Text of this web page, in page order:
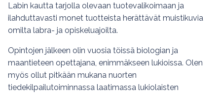
Labin kautta tarjolla olevaan tuotevalikoimaan ja
ilahduttavasti monet tuotteista herättävät muistikuvia
omilta labra- ja opiskeluajoilta.
Opintojen jälkeen olin vuosia töissä biologian ja
maantieteen opettajana, enimmäkseen lukioissa. Olen
myös ollut pitkään mukana nuorten
tiedekilpailutoiminnassa laatimassa lukiolaisten